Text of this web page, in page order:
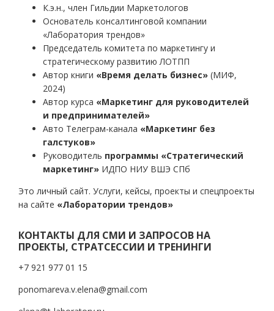
К.э.н., член Гильдии Маркетологов
Основатель консалтинговой компании
«Лаборатория трендов»
Председатель комитета по маркетингу и
стратегическому развитию ЛОТПП
Автор книги «Время делать бизнес» (МИФ,
2024)
Автор курса «Маркетинг для руководителей
и предпринимателей»
Авто Телеграм-канала «Маркетинг без
галстуков»
Руководитель программы «Стратегический
маркетинг» ИДПО НИУ ВШЭ СПб
Это личный сайт. Услуги, кейсы, проекты и спецпроекты
на сайте «Лаборатории трендов»
КОНТАКТЫ ДЛЯ СМИ И ЗАПРОСОВ НА
ПРОЕКТЫ, СТРАТСЕССИИ И ТРЕНИНГИ
+7 921 977 01 15
ponomareva.v.elena@gmail.com